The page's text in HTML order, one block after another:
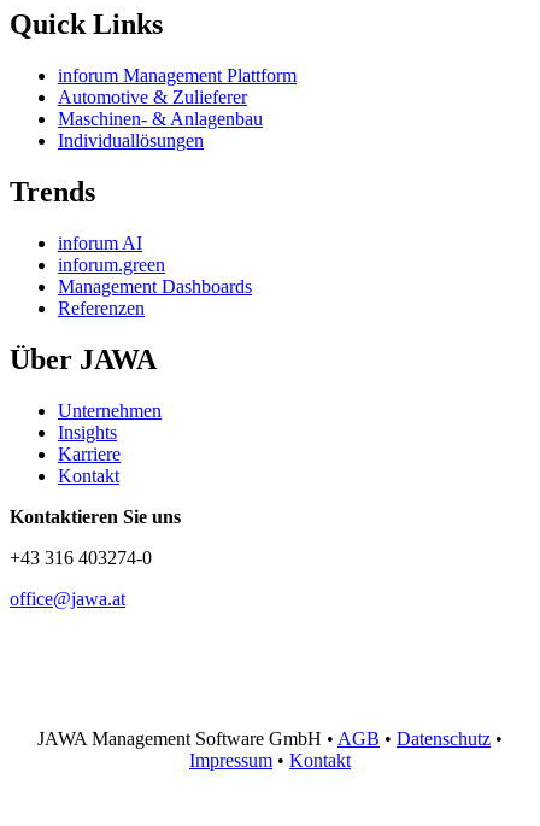
Quick Links
inforum Management Plattform
Automotive & Zulieferer
Maschinen- & Anlagenbau
Individuallösungen
Trends
inforum AI
inforum.green
Management Dashboards
Referenzen
Über JAWA
Unternehmen
Insights
Karriere
Kontakt
Kontaktieren Sie uns
+43 316 403274-0
office@jawa.at
JAWA Management Software GmbH • AGB • Datenschutz •
Impressum • Kontakt